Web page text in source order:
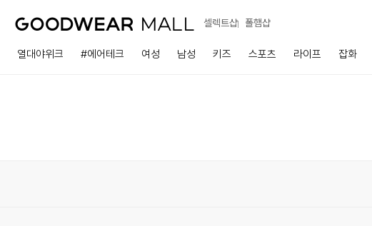
셀렉트샵 폴햄샵
열대야위크 #에어테크 여성 남성 키즈 스포츠 라이프 잡화